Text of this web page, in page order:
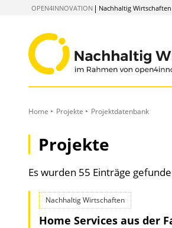
OPEN4INNOVATION Nachhaltig Wirtschaften
Anzeigen
Home Projekte Projektdatenbank
Projekte
Es wurden 55 Einträge
Nachhaltig Wirtschaften
Home Services aus der